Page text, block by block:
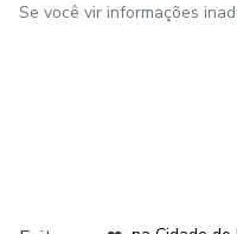
Se você vir informações